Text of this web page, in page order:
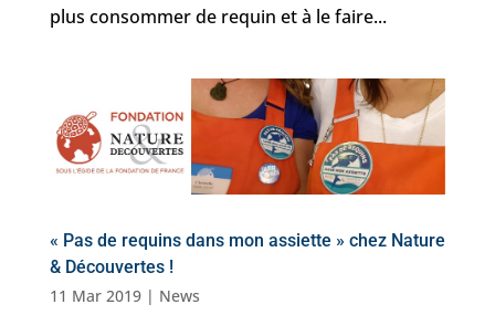
plus consommer de requin et à le faire...
« Pas de requins dans mon assiette » chez Nature
& Découvertes !
11 Mar 2019| News